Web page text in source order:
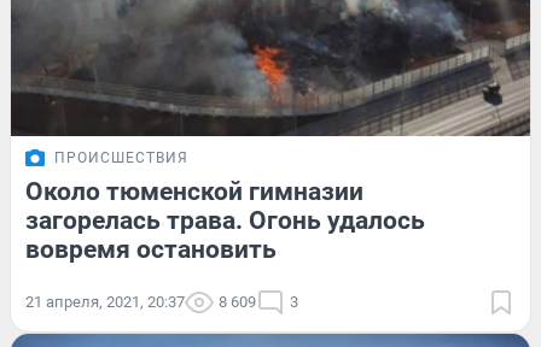
ПРОИСШЕСТВИЯ
Около тюменской гимназии
загорелась трава. Огонь удалось
вовремя остановить
21 апреля, 2021, 20:37 8 609 3